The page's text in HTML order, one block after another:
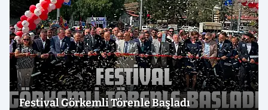
Festival Görkemli Törenle Başladı